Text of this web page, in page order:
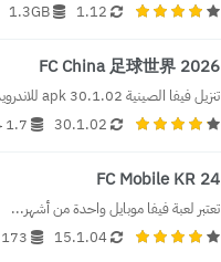
1.12
1.3GB
FC China 足球世界 2026
تنزيل فيفا الصينية 30.1.02 apk للاندرويد رابط...
30.1.02
1.7 جيجابايت
FC Mobile KR 24
تعتبر لعبة فيفا موبايل واحدة من أشهر...
15.1.04
173 ميجابايت